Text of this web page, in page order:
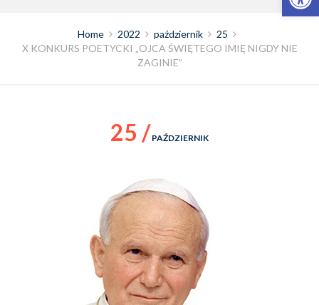
Home 2022 październik
25
X KONKURS POETYCKI „OJCA ŚWIĘTEGO IMIĘ NIGDY NIE
ZAGINIE”
25 / PAŹDZIERNIK